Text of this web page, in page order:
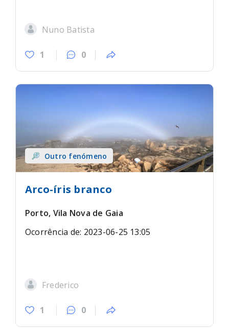
Nuno Batista
1 0
Outro fenómeno
Arco-íris branco
Porto, Vila Nova de Gaia
Ocorrência de: 2023-06-25 13:05
Frederico
1 0